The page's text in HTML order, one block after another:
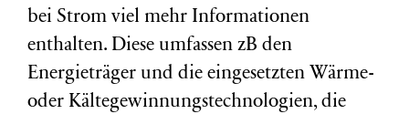
bei Strom viel mehr Informationen
enthalten. Diese umfassen zB den
Energieträger und die eingesetzten Wärme-
oder Kältegewinnungstechnologien, die